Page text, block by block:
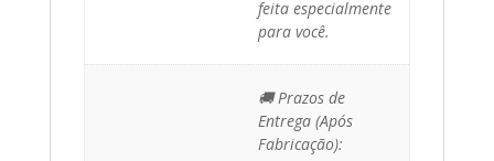
feita especialmente
para você.
🚚 Prazos de
Entrega (Após
Fabricação):